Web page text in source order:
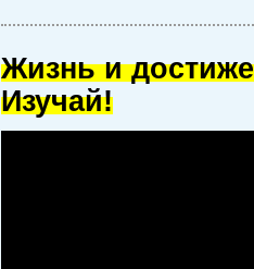
Жизнь и
Изучай!